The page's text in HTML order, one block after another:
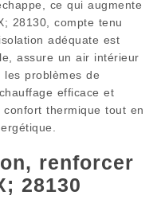
ce qui augmente
28130, compte tenu
adéquate est
assure un air intérieur
les problèmes de
efficace et
thermique tout en
renforcer
28130